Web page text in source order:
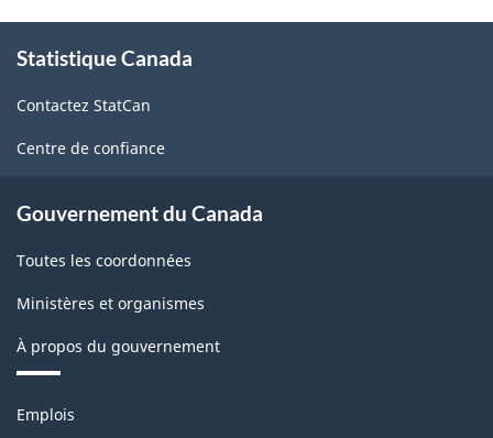
propos
ce
site
Statistique Canada
Contactez StatCan
Centre de confiance
Gouvernement du Canada
Toutes les coordonnées
Ministères et organismes
À propos du gouvernement
Thèmes
Emplois